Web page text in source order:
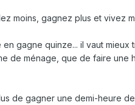
moins, gagnez plus et vivez
gagne quinze... il vaut mieux
de ménage, que de faire une
de gagner une demi-heure